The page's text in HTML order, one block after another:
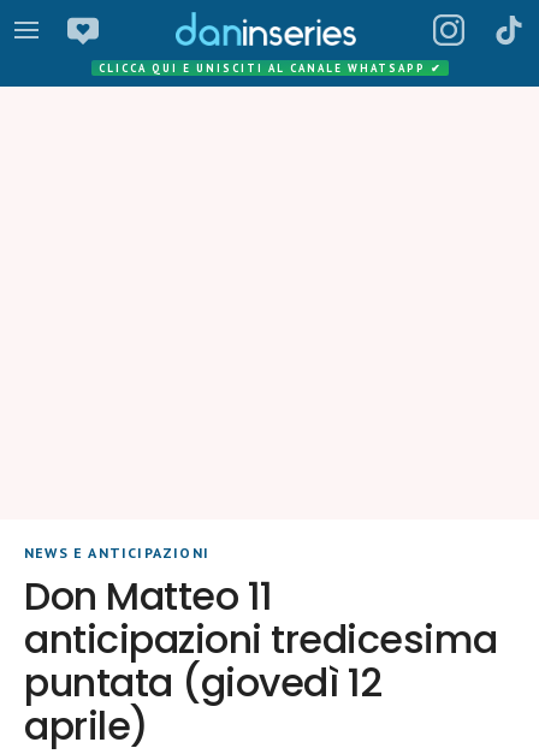
CLICCA QUI E UNISCITI AL CANALE WHATSAPP ✔
NEWS E ANTICIPAZIONI
Don Matteo 11
anticipazioni tredicesima
puntata (giovedì 12
aprile)